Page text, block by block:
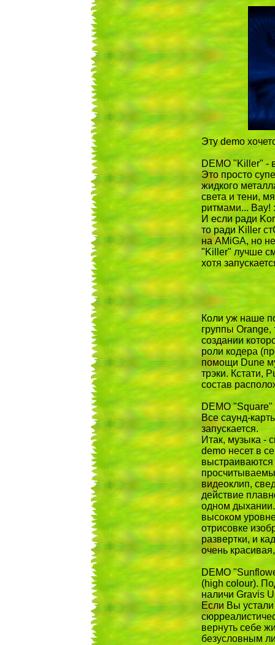
Эту demo
DEMO "Killer" -
Это просто
жидкого
света и тени,
ритмами... Вау!
И если ради
то ради Killer
на AMiGA, но
"Killer" лучше
хотя
Коли уж наше
группы
создании
роли кодера
помощи Dune
трэки. Кстати,
состав
DEMO "Square"
Все саунд-
запускается.
Итак, музыка -
demo несет в
видеоклип,
действие
одном
высоком
отрисовке
развертки, и
очень
DEMO
(high colour).
наличи Gravis
Если Вы
вернуть себе
безусловным